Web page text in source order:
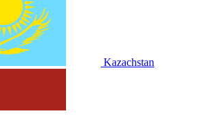
Kazachstan